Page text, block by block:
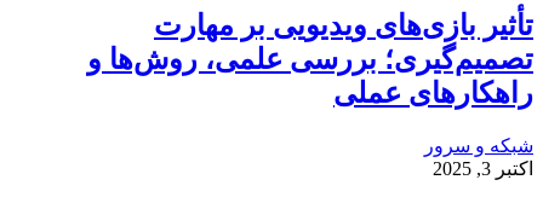
تأثیر بازی‌های ویدیویی بر مهارت
تصمیم‌گیری؛ بررسی علمی، روش‌ها و
راهکارهای عملی
شبکه و سرور
اکتبر 3, 2025